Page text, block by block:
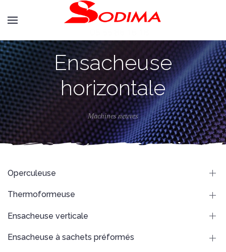
Ensacheuse
horizontale
Machines neuves
Operculeuse
Thermoformeuse
Ensacheuse verticale
Ensacheuse à sachets préformés